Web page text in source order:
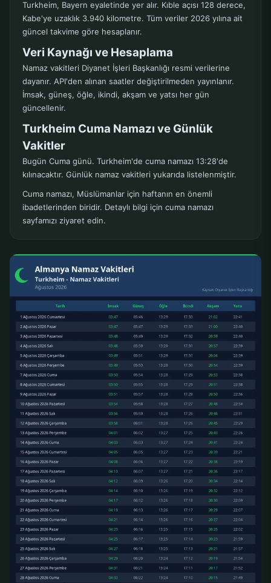
Turkheim, Bayern eyaletinde yer alır. Kıble açısı 128 derece,
Kabe'ye uzaklık 3.940 kilometre. Tüm veriler 2026 yılına ait
güncel takvime göre hesaplanır.
Veri Kaynağı ve Hesaplama
Namaz vakitleri Diyanet İşleri Başkanlığı resmi verilerine
dayanır. API'den alınan saatler değiştirilmeden yayınlanır.
İmsak, güneş, öğle, ikindi, akşam ve yatsı her gün
güncellenir.
Turkheim Cuma Namazı ve Günlük
Vakitler
Bugün Cuma günü. Turkheim'de cuma namazı 13:28'de
kılınacaktır. Günlük namaz vakitleri yukarıda listelenmiştir.
Cuma namazı, Müslümanlar için haftanın en önemli
ibadetlerinden biridir. Detaylı bilgi için cuma namazı
sayfamızı ziyaret edin.